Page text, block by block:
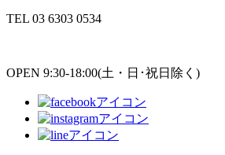
TEL 03 6303 0534
OPEN 9:30-18:00(土・日･祝日除く)